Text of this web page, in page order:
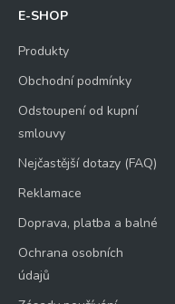
E-SHOP
Produkty
Obchodní podmínky
Odstoupení od kupní
smlouvy
Nejčastější dotazy (FAQ)
Reklamace
Doprava, platba a balné
Ochrana osobních
údajů